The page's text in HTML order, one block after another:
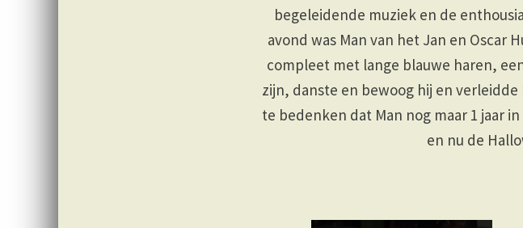
begeleidende muziek en de
avond was Man van het Jan en Oscar
compleet met lange blauwe haren,
zijn, danste en bewoog hij en
te bedenken dat Man nog maar 1 jaar
en nu de